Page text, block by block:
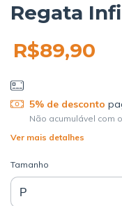
Regata
R$89,90
5% de desconto
Não acumulável com
Ver mais detalhes
Tamanho